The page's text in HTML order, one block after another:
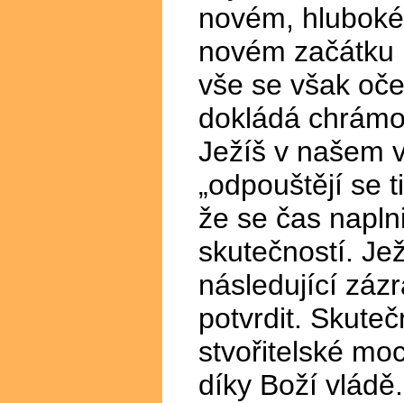
novém,
novém
vše se však
dokládá
Ježíš v našem
„odpouštějí se
že se čas
skutečností.
následující
potvrdit.
stvořitelské
díky Boží vládě.